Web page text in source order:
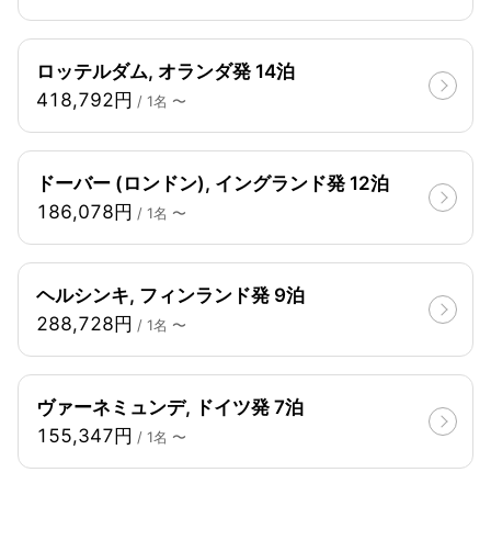
ロッテルダム, オランダ発 14泊
418,792円 / 1名 〜
ドーバー (ロンドン), イングランド発 12泊
186,078円 / 1名 〜
ヘルシンキ, フィンランド発 9泊
288,728円 / 1名 〜
ヴァーネミュンデ, ドイツ発 7泊
155,347円 / 1名 〜